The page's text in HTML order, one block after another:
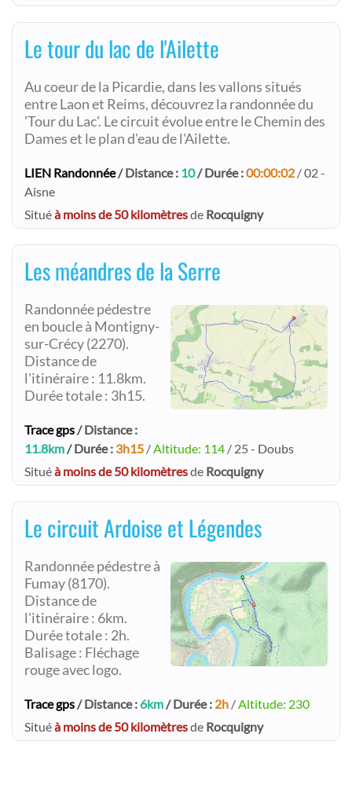
Le tour du lac de l'Ailette
Au coeur de la Picardie, dans les vallons situés
entre Laon et Reims, découvrez la randonnée du
'Tour du Lac'. Le circuit évolue entre le Chemin des
Dames et le plan d'eau de l'Ailette.
LIEN Randonnée/ Distance : 10/ Durée :00:00:02 / 02 -
Aisne
Situéà moins de 50 kilomètresde Rocquigny
Les méandres de la Serre
Randonnée pédestre
en boucle à Montigny-
sur-Crécy (2270).
Distance de
l'itinéraire : 11.8km.
Durée totale : 3h15.
Trace gps/ Distance :
11.8km/ Durée : 3h15 /Altitude: 114 / 25 - Doubs
Situéà moins de 50 kilomètresde Rocquigny
Le circuit Ardoise et Légendes
Randonnée pédestre à
Fumay (8170).
Distance de
l'itinéraire : 6km.
Durée totale : 2h.
Balisage : Fléchage
rouge avec logo.
Trace gps/ Distance : 6km/ Durée : 2h /Altitude: 230
Situéà moins de 50 kilomètresde Rocquigny